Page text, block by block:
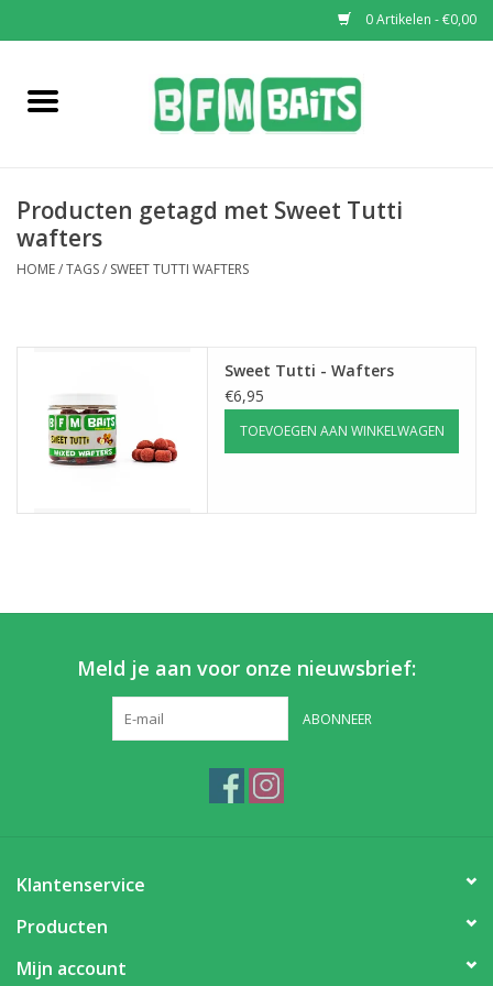
0 Artikelen - €0,00
Home
Pop-Ups
Soaks & Dips
Bucket Deals
Producten getagd met Sweet Tutti
wafters
HOME/TAGS/ SWEET TUTTI WAFTERS
Sweet Tutti - Wafters
€6,95
TOEVOEGEN AAN WINKELWAGEN
Meld je aan voor onze nieuwsbrief:
ABONNEER
Klantenservice
Producten
Mijn account